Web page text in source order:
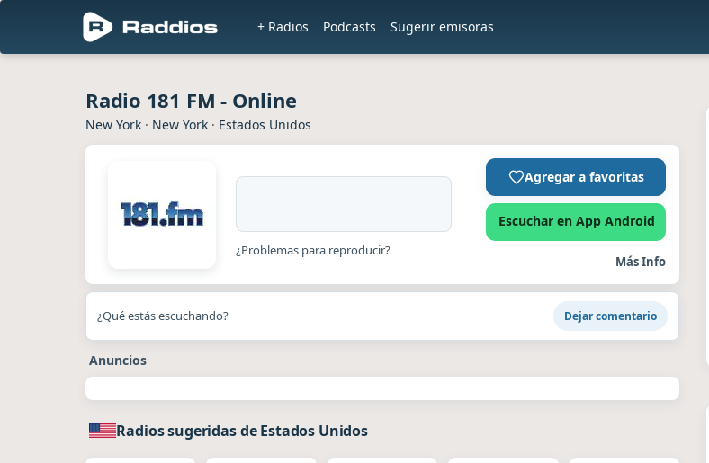
+ Radios Podcasts Sugerir emisoras
Radio 181 FM - Online
New York · New York · Estados Unidos
¿Problemas para reproducir?
Agregar a favoritas
Escuchar en App Android
Más Info
¿Qué estás escuchando? Dejar comentario
Anuncios
Radios sugeridas de Estados Unidos